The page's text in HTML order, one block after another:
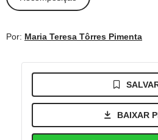
Por: Maria Teresa Tôrres Pimenta
BAIXAR